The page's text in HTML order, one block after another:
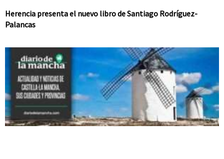
Herencia presenta el nuevo libro de Santiago Rodríguez-
Palancas